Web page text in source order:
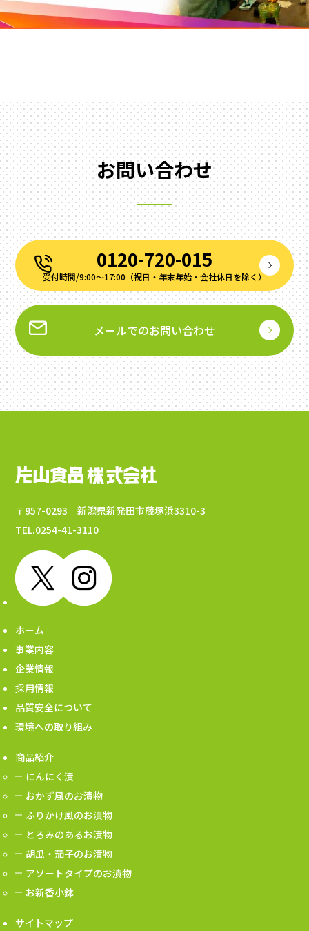
お問い合わせ
0120-720-015
受付時間/9:00～17:00（祝⽇‧年末年始‧会社休⽇を除く）
メールでのお問い合わせ
〒957-0293 新潟県新発田市藤塚浜3310-3
TEL.0254-41-3110
ホーム
事業内容
企業情報
採用情報
品質安全について
環境への取り組み
商品紹介
にんにく漬
おかず風のお漬物
ふりかけ風のお漬物
とろみのあるお漬物
胡瓜・茄子のお漬物
アソートタイプのお漬物
お新香小鉢
サイトマップ